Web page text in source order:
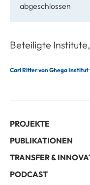
abgeschlossen
Beteiligte
Carl Ritter von Ghega
PROJEKTE
PUBLIKATIONEN
TRANSFER &
PODCAST